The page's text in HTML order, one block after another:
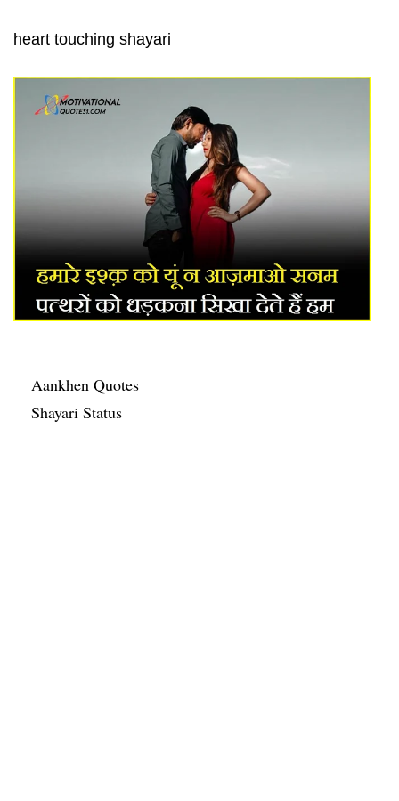
heart touching shayari
Aankhen Quotes
Shayari Status